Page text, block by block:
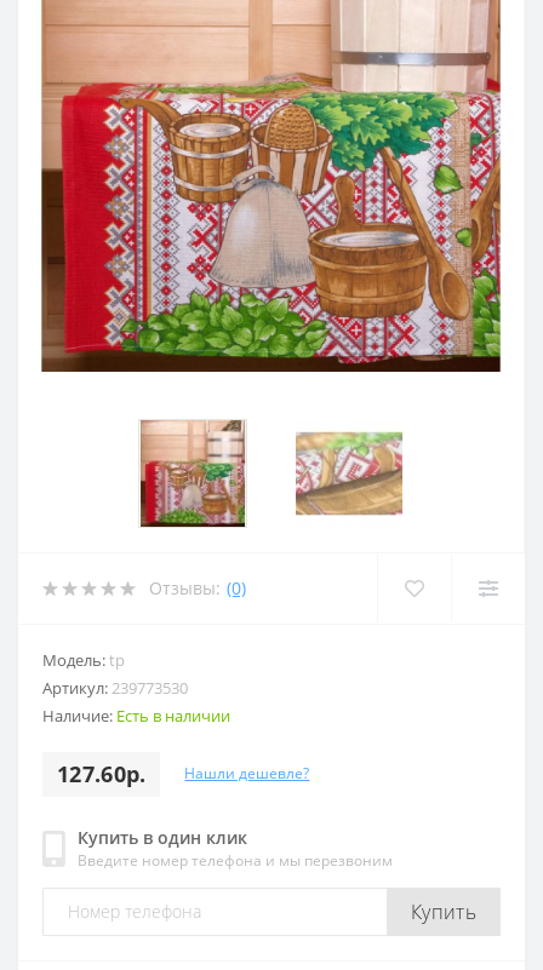
Отзывы: (0)
Модель:tp
Артикул:239773530
Наличие: Есть в наличии
127.60р. Нашли дешевле?
Купить в один клик
Введите номер телефона и мы перезвоним
Купить